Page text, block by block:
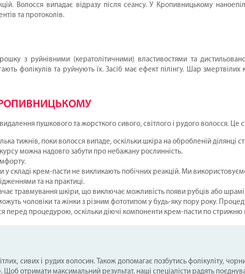
Волосся випадає відразу після сеансу. У Кропивницькому
та протоколів.
з руйнівними (кератолітичними) властивостями та
фолікулів та руйнують їх. Засіб має ефект пілінгу. Шар
пушкового та жорсткого сивого, світлого і рудого волосся.
тижнів, поки волосся випаде, оскільки шкіра на обробленій ділянці
можна надовго забути про небажану рослинність.
у складі крем-пасти не викликають побічних реакцій. Ми
та на практиці.
травмування шкіри, що виключає можливість появи рубців або
чоловіки та жінки з різним фототипом у будь-яку пору року.
перед процедурою, оскільки діючі компоненти крем-пасти по стрижню
сивих і рудих волосин. Також допомагає позбутись фолікуліту,
отримати максимальний результат, наші спеціалісти радять